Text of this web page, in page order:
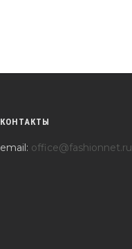
КОНТАКТЫ
email: office@fashionnet.ru